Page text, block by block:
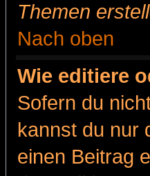
Themen
Nach oben
Wie editiere
Sofern du
kannst du nur
einen Beitrag